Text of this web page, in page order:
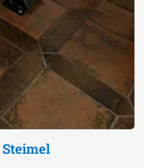
Steimel